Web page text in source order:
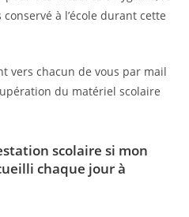
à l’école durant cette
vers chacun de vous par mail
du matériel scolaire
scolaire si mon
chaque jour à